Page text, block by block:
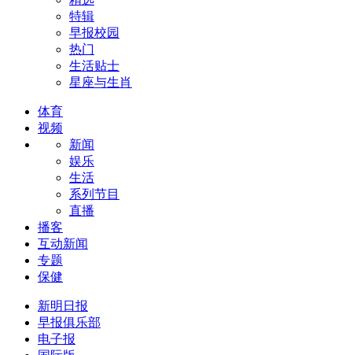
特辑
早报校园
热门
生活贴士
星座与生肖
体育
视频
新闻
娱乐
生活
系列节目
直播
播客
互动新闻
专题
保健
新明日报
早报俱乐部
电子报